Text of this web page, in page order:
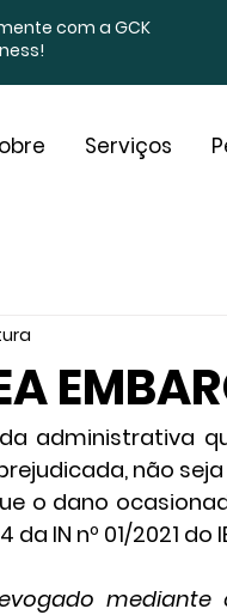
com a GCK
administrativa
não
o dano
IN nº 01/2021 do
mediante
Serviços